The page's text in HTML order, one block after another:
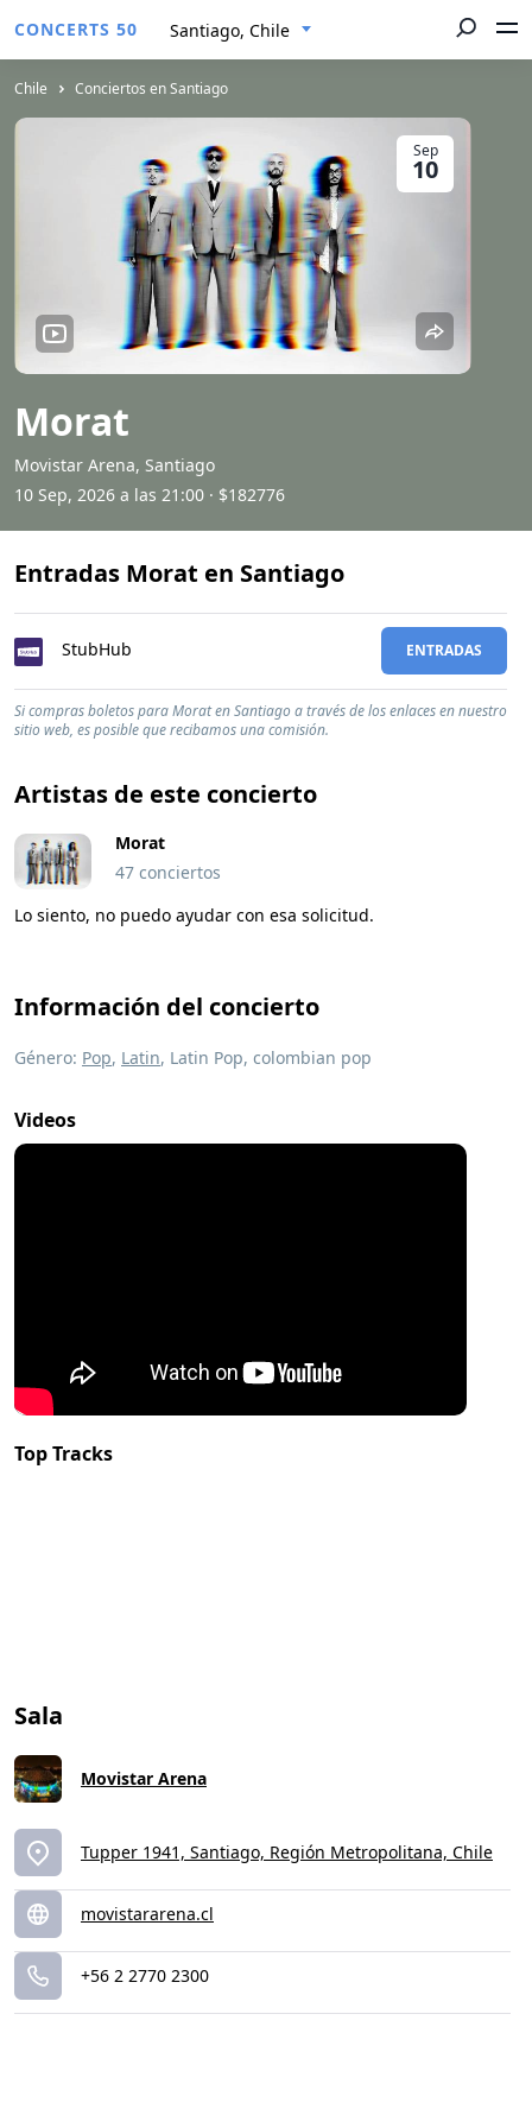
CONCERTS 50 Santiago, Chile
Chile Conciertos en Santiago
Morat
10 Sep, 2026 a las 21:00 · $182776
Movistar Arena, Santiago
Sep
10
Entradas Morat en Santiago
StubHub ENTRADAS
Si compras boletos para Morat en Santiago a través de los enlaces en nuestro
sitio web, es posible que recibamos una comisión.
Artistas de este concierto
Morat
47 conciertos
Lo siento, no puedo ayudar con esa solicitud.
Información del concierto
Género: Pop, Latin, Latin Pop, colombian pop
Videos
Top Tracks
Sala
Movistar Arena
Tupper 1941, Santiago, Región Metropolitana, Chile
movistararena.cl
+56 2 2770 2300